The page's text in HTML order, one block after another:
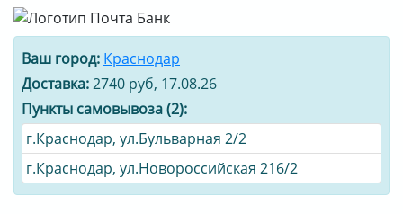
Ваш город: Краснодар
Доставка:2740 руб, 17.08.26
Пункты самовывоза (2):
г.Краснодар, ул.Бульварная 2/2
г.Краснодар, ул.Новороссийская 216/2